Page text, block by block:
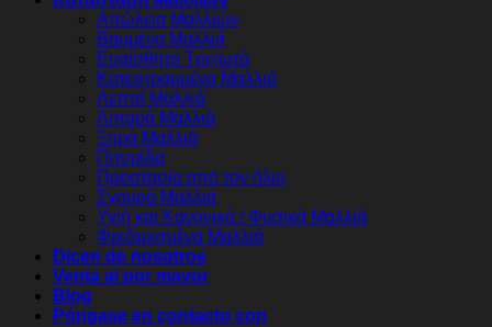
Απώλεια Μαλλιών
Βαμμένα Μαλλιά
Ευαίσθητο Τριχωτό
Κατεστραμμένα Μαλλιά
Λεπτά Μαλλιά
Λιπαρά Μαλλιά
Ξηρά Μαλλιά
Πιτυρίδα
Προστασία από τον ήλιο
Σγουρά Μαλλιά
Υγιή και Κανονικά / Φυσικά Μαλλιά
Φριζαρισμένα Μαλλιά
Dicen de nosotros
Venta al por mayor
Blog
Póngase en contacto con